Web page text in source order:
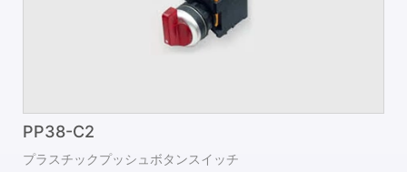
PP38-C2
プラスチックプッシュボタンスイッチ